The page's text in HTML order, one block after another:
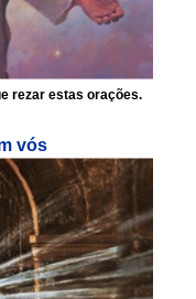
rezar estas orações.
vós